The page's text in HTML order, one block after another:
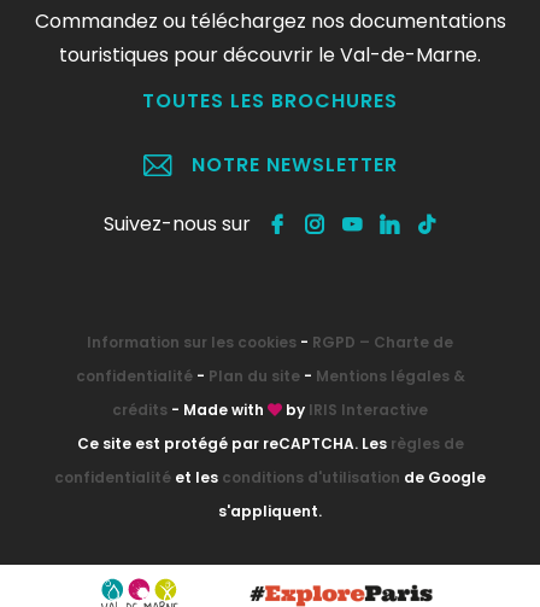
Commandez ou téléchargez nos documentations
touristiques pour découvrir le Val-de-Marne.
TOUTES LES BROCHURES
NOTRE NEWSLETTER
Suivez-nous sur
Information sur les cookies - RGPD – Charte de
confidentialité- Plan du site- Mentions légales &
crédits - Made with by IRIS Interactive
Ce site est protégé par reCAPTCHA. Les règles de
confidentialité et les conditions d'utilisation de Google
s'appliquent.